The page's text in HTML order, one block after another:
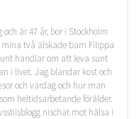
är 47 år, bor i Stockholm
två älskade barn Filippa
handlar om att leva sunt
i livet. Jag blandar kost och
och vardag och hur man
heltidsarbetande förälder.
nischat mot hälsa i